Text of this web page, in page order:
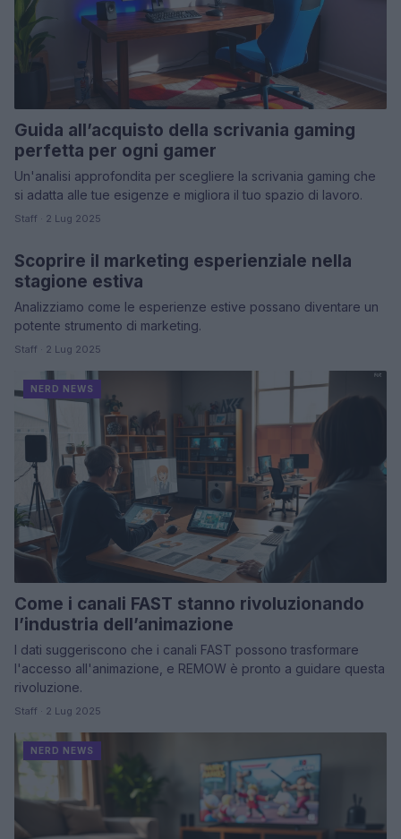
Guida all’acquisto della scrivania gaming
perfetta per ogni gamer
Un'analisi approfondita per scegliere la scrivania gaming che
si adatta alle tue esigenze e migliora il tuo spazio di lavoro.
Staff · 2 Lug 2025
NERD NEWS
Scoprire il marketing esperienziale nella
stagione estiva
Analizziamo come le esperienze estive possano diventare un
potente strumento di marketing.
Staff · 2 Lug 2025
NERD NEWS
Come i canali FAST stanno rivoluzionando
l’industria dell’animazione
I dati suggeriscono che i canali FAST possono trasformare
l'accesso all'animazione, e REMOW è pronto a guidare questa
rivoluzione.
Staff · 2 Lug 2025
NERD NEWS